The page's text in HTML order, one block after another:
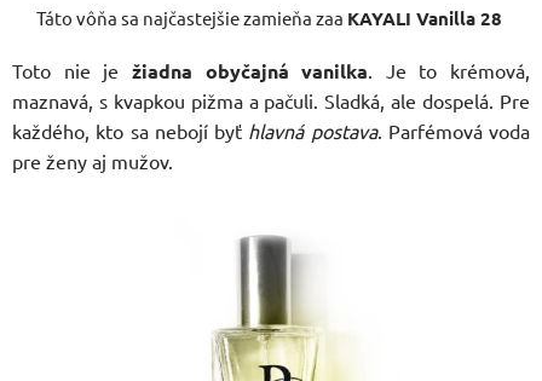
Táto vôňa sa najčastejšie zamieňa zaa KAYALI Vanilla 28
Toto nie je žiadna obyčajná vanilka . Je to krémová,
maznavá, s kvapkou pižma a pačuli. Sladká, ale dospelá. Pre
každého, kto sa nebojí byť hlavná postava. Parfémová voda
pre ženy aj mužov.